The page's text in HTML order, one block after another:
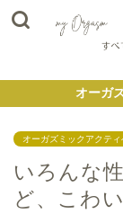
オーガ
オーガズミックアクテ
いろんな
ど、こわい